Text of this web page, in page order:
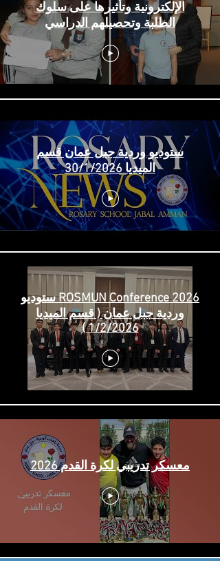
الإلكترونية وتأثيرها على سلوك
الطلبة وتحصيلهم الدراسي
ستوديو وردية جبل عمان قسم
الميديا 30/1/2026
ROSMUN Conference 2026 ستوديو
وردية جبل عمان ( قسم الميديا
1/2/2026 )
معسكر تدريبي لكرة القدم 2026